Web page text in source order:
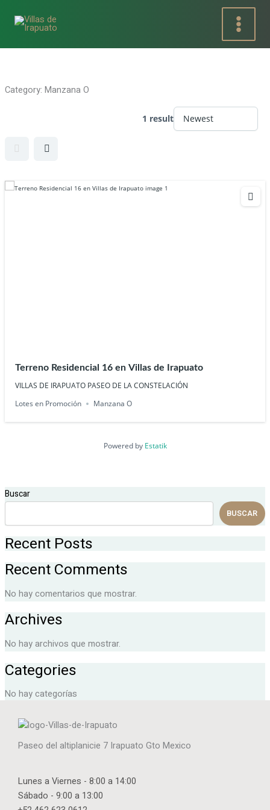
contenido
Category: Manzana O
1 result
Terreno Residencial 16 en Villas de Irapuato
VILLAS DE IRAPUATO PASEO DE LA CONSTELACIÓN
Lotes en Promoción
Manzana O
Powered by Estatik
Buscar
BUSCAR
Recent Posts
Recent Comments
No hay comentarios que mostrar.
Archives
No hay archivos que mostrar.
Categories
No hay categorías
Paseo del altiplanicie 7 Irapuato Gto Mexico
Lunes a Viernes - 8:00 a 14:00
Sábado - 9:00 a 13:00